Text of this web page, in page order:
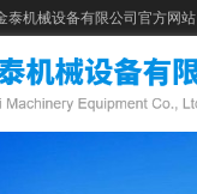
泰机械设备有限公司官方网站